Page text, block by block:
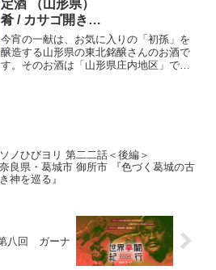
定酒 （山形県）
肴 / カサゴ開き
一〇四献目 おれが むらた
だ！ 一合一肴
今宵の一献は、お気に入りの「初孫」を
醸造する山形県の東北銘醸さんのお酒で
す。そのお酒は「山形県庄内地区」での
ソノひびヨリ 第二二話＜後編＞
奈良県・葛城市 御所市 『色づく葛城の古
き神を巡る』
八回 ガーナ